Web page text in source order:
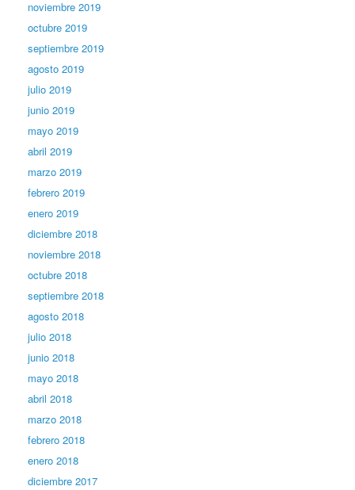
noviembre 2019
octubre 2019
septiembre 2019
agosto 2019
julio 2019
junio 2019
mayo 2019
abril 2019
marzo 2019
febrero 2019
enero 2019
diciembre 2018
noviembre 2018
octubre 2018
septiembre 2018
agosto 2018
julio 2018
junio 2018
mayo 2018
abril 2018
marzo 2018
febrero 2018
enero 2018
diciembre 2017